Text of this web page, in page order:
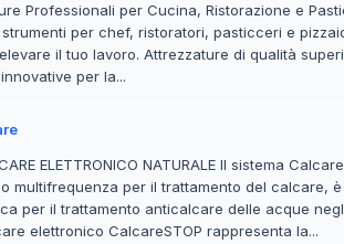
Professionali per Cucina, Ristorazione e
per chef, ristoratori, pasticceri e
il tuo lavoro. Attrezzature di qualità
per la...
ELETTRONICO NATURALE Il sistema
multifrequenza per il trattamento del calcare,
per il trattamento anticalcare delle acque
elettronico CalcareSTOP rappresenta la...